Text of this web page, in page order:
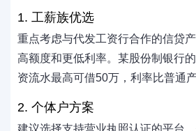
1. 工薪族优选
重点考虑与代发工资行合作的信贷
高额度和更低利率。某股份制银行
资流水最高可借50万，利率比普通
2. 个体户方案
建议选择支持营业执照认证的平台